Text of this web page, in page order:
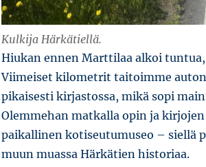
Kulkija Härkätiellä.
Hiukan ennen Marttilaa alkoi
Viimeiset kilometrit taitoimme
pikaisesti kirjastossa, mikä sopi
Olemmehan matkalla opin ja
paikallinen kotiseutumuseo – siellä
muun muassa Härkätien historiaa.